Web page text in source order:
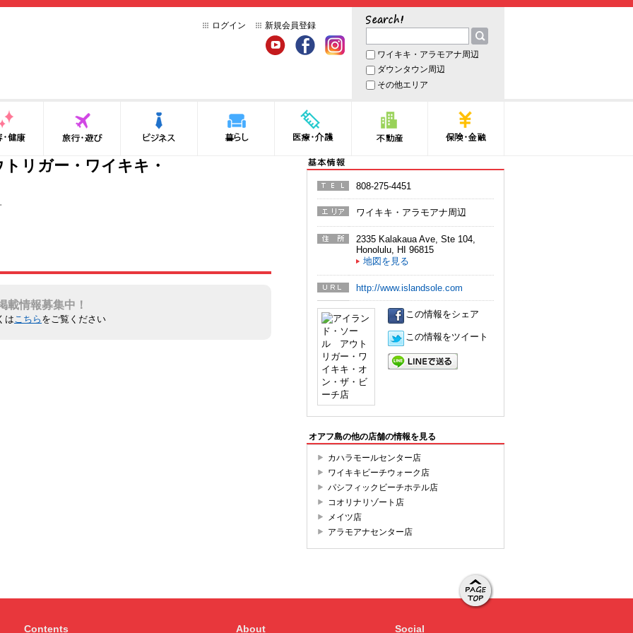
ログイン 新規会員登録 サーチ
ワイキキ・アラモアナ周辺
ダウンタウン周辺
その他エリア
康 旅行・遊び ビジネス 医療・介護
リガー・ワイキキ・
載情報募集中！
はこちら をご覧ください
電話番
号
808-275-4451
ワイキキ・アラモアナ周辺
2335 Kalakaua Ave, Ste 104
Honolulu
HI 96815
地図を見る
http://www.islandsole.com
この情報をシェア
この情報をツイート
オアフ島の他の店舗の情報を見る
カハラモールセンター店
ワイキキビーチウォーク店
パシフィックビーチホテル店
コオリナリゾート店
メイツ店
アラモアナセンター店
Contents About Social